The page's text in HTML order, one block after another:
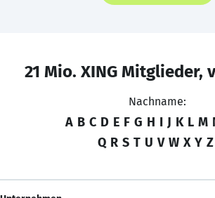
21 Mio. XING Mitglieder,
Nachname:
A B C D E F G H I J K L M
Q R S T U V W X Y Z